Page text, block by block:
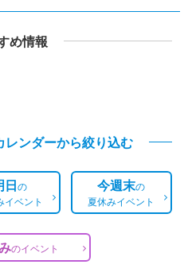
め情報
レンダーから絞り込む
日の
イベント
今週末の
夏休みイベント
のイベント